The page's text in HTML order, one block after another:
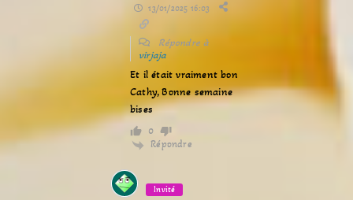
13/01/2025 16:03
Répondre à
virjaja
Et il était vraiment bon
Cathy, Bonne semaine
bises
0
Répondre
Invité